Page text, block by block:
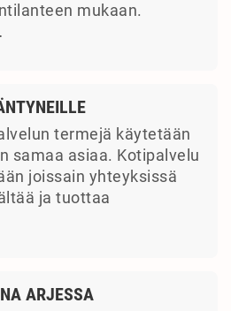
mukaan.
termejä käytetään
samaa asiaa. Kotipalvelu
joissain yhteyksissä
ja tuottaa
ARJESSA